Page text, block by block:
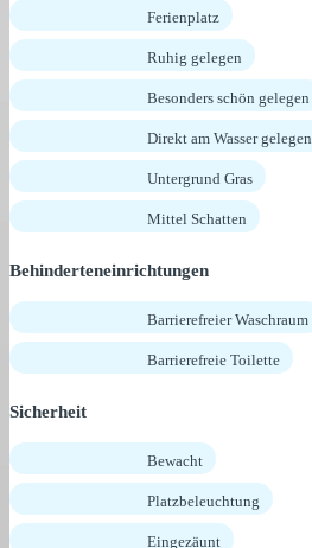
Ferienplatz
Ruhig gelegen
Besonders schön gelegen
Direkt am Wasser gelegen
Untergrund Gras
Mittel Schatten
Behinderteneinrichtungen
Barrierefreier Waschraum
Barrierefreie Toilette
Sicherheit
Bewacht
Platzbeleuchtung
Eingezäunt